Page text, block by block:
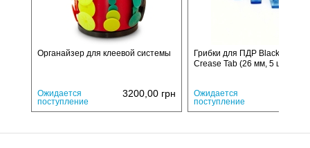
Органайзер для клеевой системы
Ожидается
поступление
3200,00 грн
Грибки для ПДР Black Ice
Crease Tab (26 мм, 5 шт.)
Ожидается
поступление